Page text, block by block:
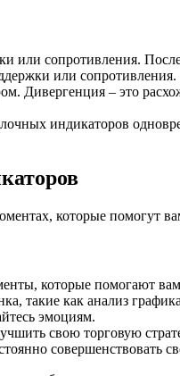
сопротивления.
или
Дивергенция – это
индикаторов
которые помогут
которые помогают
такие как анализ
эмоциям.
свою торговую
совершенствовать